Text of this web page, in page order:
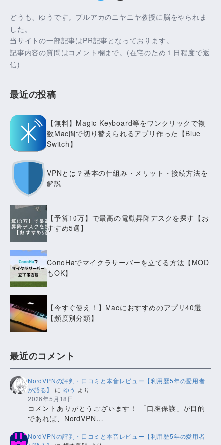
どうも、ゆうです。ブルアカのニヤニヤ教授に脳をやられま
した。
当サイトの一部記事はPR記事となっております。
記事内容の質問はコメント欄まで。(在宅のため１日程度で返
信)
最近の投稿
【無料】Magic Keyboard等をワンクリックで複
数Mac間で切り替えられるアプリ作った【Blue
Switch】
VPNとは？基本の仕組み・メリット・接続方法を
解説
【予算10万】で最高の電動昇降デスクを探す【お
すすめ5選】
ConoHaでマイクラサーバーを立てる方法【MOD
もOK】
【今すぐ使え！】Macにおすすめのアプリ40選
【頻度別分類】
最近のコメント
NordVPNの評判・口コミと本音レビュー【利用歴5年の愛用者
が語る】
に ゆう より
2026年5月18日
コメントありがとうございます！ 「口座保護」が目的
であれば、NordVPN…
NordVPNの評判・口コミと本音レビュー【利用歴5年の愛用者